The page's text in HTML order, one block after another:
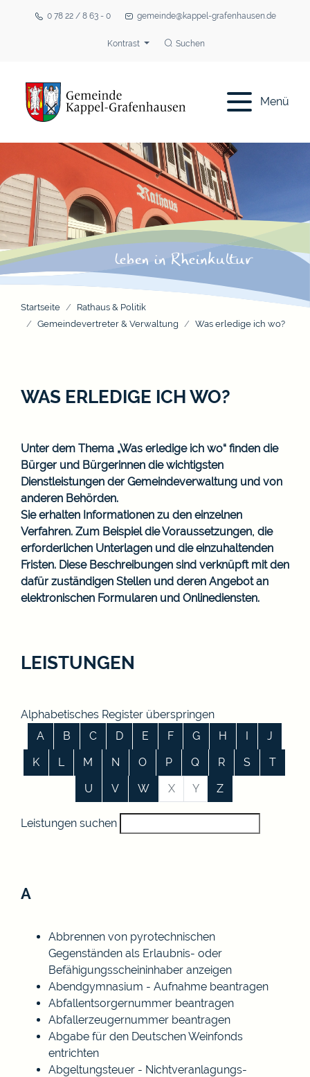
0 78 22 / 8 63 - 0 gemeinde@kappel-grafenhausen.de
Kontrast Suchen
Menü
Startseite
Rathaus & Politik
Gemeindevertreter & Verwaltung
Was erledige ich wo?
WAS ERLEDIGE ICH WO?
Unter dem Thema „Was erledige ich wo“ finden die
Bürger und Bürgerinnen die wichtigsten
Dienstleistungen der Gemeindeverwaltung und von
anderen Behörden.
Sie erhalten Informationen zu den einzelnen
Verfahren. Zum Beispiel die Voraussetzungen, die
erforderlichen Unterlagen und die einzuhaltenden
Fristen. Diese Beschreibungen sind verknüpft mit den
dafür zuständigen Stellen und deren Angebot an
elektronischen Formularen und Onlinediensten.
LEISTUNGEN
Alphabetisches Register überspringen
A
B C D E F G H I
J
K
L M N O P Q R S
T
U
V W X Y Z
Leistungen suchen
A
Abbrennen von pyrotechnischen
Gegenständen als Erlaubnis- oder
Befähigungsscheininhaber anzeigen
Abendgymnasium - Aufnahme beantragen
Abfallentsorgernummer beantragen
Abfallerzeugernummer beantragen
Abgabe für den Deutschen Weinfonds
entrichten
Abgeltungsteuer - Nichtveranlagungs-